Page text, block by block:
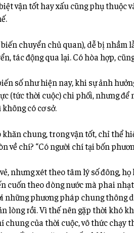
vận tốt hay xấu cũng phụ thuộc
chuyển chủ quan), dễ bị nhầm
tác động qua lại. Có hòa hợp,
số như hiện nay, khi sự ảnh
(tức thời cuộc) chi phối, nhưng
có cơ sở.
chung, trong vận tốt, chỉ thể
về chí? “Có người chí tại bốn
nhưng xét theo tâm lý số đông,
cuốn theo dòng nước mà phai
những phương pháp chung thông
lòng rồi. Vì thế nên gặp thời khó
chung của thời cuộc, vô thức chạy